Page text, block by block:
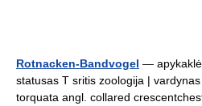
Rotnacken-Bandvogel —
statusas T sritis zoologija |
torquata angl. collared